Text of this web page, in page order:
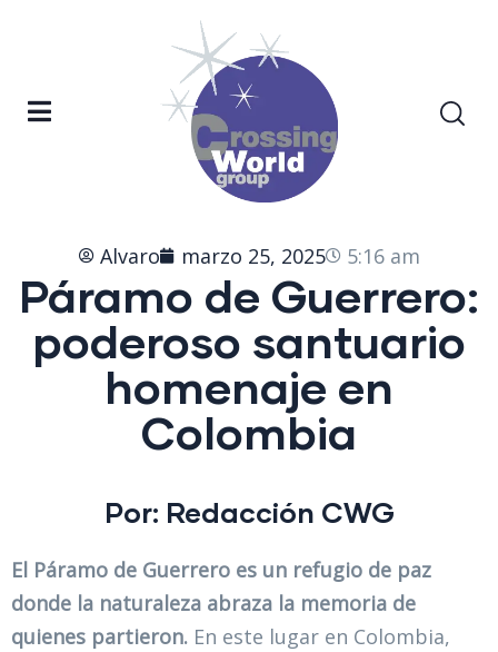
Alvaro marzo 25, 2025 5:16 am
Páramo de Guerrero:
poderoso santuario
homenaje en
Colombia
Por: Redacción CWG
El Páramo de Guerrero es un refugio de paz
donde la naturaleza abraza la memoria de
quienes partieron. En este lugar en Colombia,